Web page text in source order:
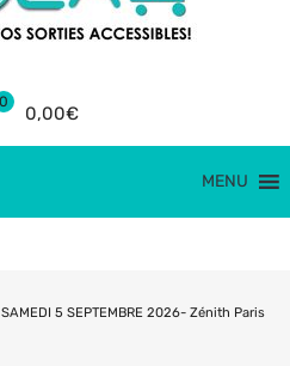
0,00€
0
MENU
SAMEDI 5 SEPTEMBRE 2026- Zénith Paris